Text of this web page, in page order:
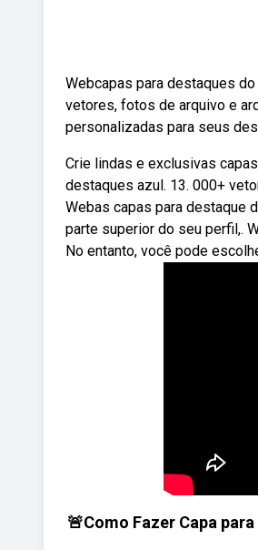
Webcapas para destaques
vetores, fotos de arquivo e
personalizadas para seus
Crie lindas e exclusivas
destaques azul. 13. 000+
Webas capas para destaque
parte superior do seu perfil,.
No entanto, você pode
🚨Como Fazer Capa